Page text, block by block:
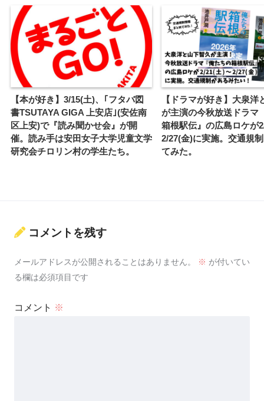
【本が好き】3/15(土)、｢フタバ図
書TSUTAYA GIGA 上安店｣(安佐南
区上安)で『読み聞かせ会』が開
催。読み手は安田女子大学児童文学
研究会チロリン村の学生たち。
【ドラマが好き】大泉洋
が主演の今秋放送ドラマ
箱根駅伝』の広島ロケが
2/27(金)に実施。交通規
てみた。
コメントを残す
メールアドレスが公開されることはありません。 ※ が付いてい
る欄は必須項目です
コメント ※